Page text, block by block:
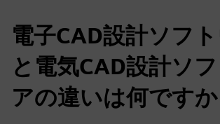
電子CAD設計ソフ
と電気CAD設計ソ
アの違いは何ですか